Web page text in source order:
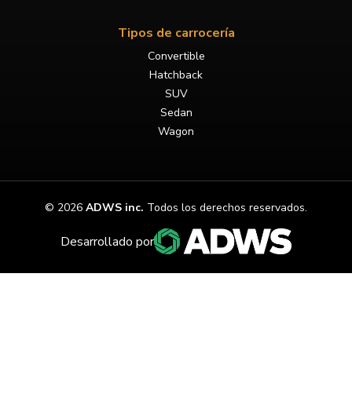
Tipos de carrocería
Convertible
Hatchback
SUV
Sedan
Wagon
© 2026 ADWS inc. Todos los derechos reservados.
Desarrollado por